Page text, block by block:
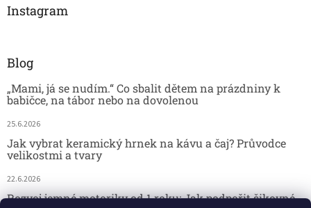
Instagram
Blog
„Mami, já se nudím.“ Co sbalit dětem na prázdniny k
babičce, na tábor nebo na dovolenou
25.6.2026
Jak vybrat keramický hrnek na kávu a čaj? Průvodce
velikostmi a tvary
22.6.2026
Rozvoj jemné motoriky od 1 roku: Jak podpořit šikovné